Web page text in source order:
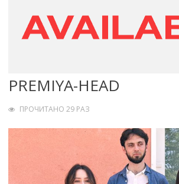
PREMIYA-HEAD
ПРОЧИТАНО 29 РАЗ